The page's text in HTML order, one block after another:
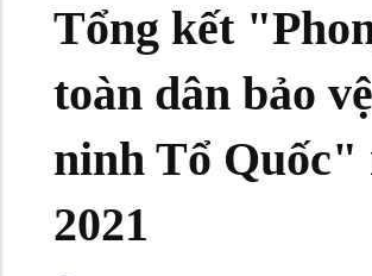
Tổng kết
toàn dân bảo
ninh Tổ Quốc"
2021